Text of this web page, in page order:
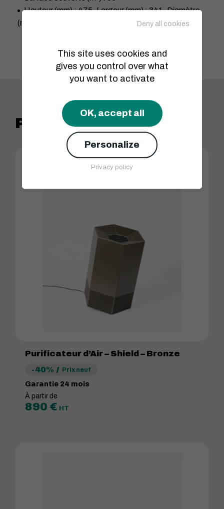
Hauteur (mm) : 475 Largeur (mm) : 341 Diamètre
(mm) : 300
Produits similaires
Purificateur d’Air – Shield – Bronze
-40% Prix neuf
Garantie 24 mois
À partir de
890 € HT
This site uses cookies and
gives you control over what
you want to activate
OK, accept all
Deny all cookies
Personalize
Privacy policy